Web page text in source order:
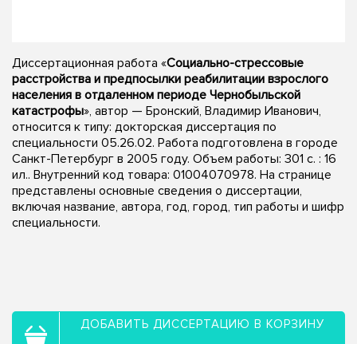
Диссертационная работа «Социально-стрессовые
расстройства и предпосылки реабилитации взрослого
населения в отдаленном периоде Чернобыльской
катастрофы», автор — Бронский, Владимир Иванович,
относится к типу: докторская диссертация по
специальности 05.26.02. Работа подготовлена в городе
Санкт-Петербург в 2005 году. Объем работы: 301 с. : 16
ил.. Внутренний код товара: 01004070978. На странице
представлены основные сведения о диссертации,
включая название, автора, год, город, тип работы и шифр
специальности.
ДОБАВИТЬ ДИССЕРТАЦИЮ В КОРЗИНУ